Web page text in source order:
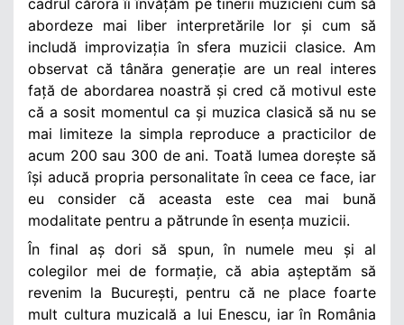
abordeze mai liber interpretările lor și cum să
includă improvizația în sfera muzicii clasice. Am
observat că tânăra generație are un real interes
față de abordarea noastră și cred că motivul este
că a sosit momentul ca și muzica clasică să nu se
mai limiteze la simpla reproduce a practicilor de
acum 200 sau 300 de ani. Toată lumea dorește să
își aducă propria personalitate în ceea ce face, iar
eu consider că aceasta este cea mai bună
modalitate pentru a pătrunde în esența muzicii.
În final aș dori să spun, în numele meu și al
colegilor mei de formație, că abia așteptăm să
revenim la București, pentru că ne place foarte
mult cultura muzicală a lui Enescu, iar în România